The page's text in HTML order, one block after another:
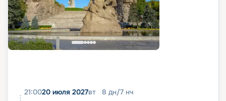
21:0020 июля 2027вт 8 дн/7 нч